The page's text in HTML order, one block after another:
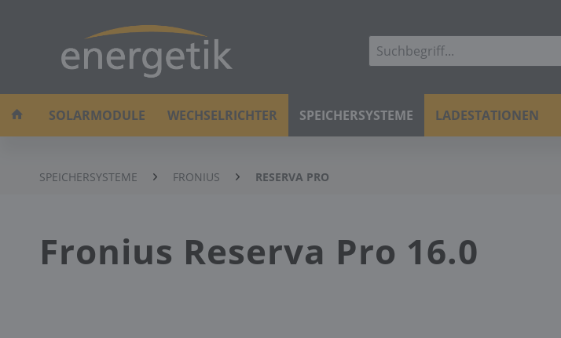
SOLARMODULE WECHSELRICHTER SPEICHERSYSTEME LADESTATIONEN
SPEICHERSYSTEME FRONIUS RESERVA PRO
Fronius Reserva Pro 16.0